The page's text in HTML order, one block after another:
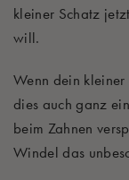
kleiner Schatz
will.
Wenn dein
dies auch ganz
beim Zahnen
Windel das